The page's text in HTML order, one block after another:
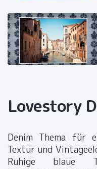
Lovestory
Denim Thema für
Textur und
Ruhige blaue